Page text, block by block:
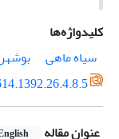
کلیدواژه‌ها
سیاه ماهی
بوشهر
عنوان مقاله